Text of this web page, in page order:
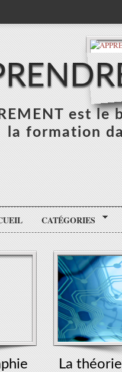
est
la formation
CATÉGORIES
La